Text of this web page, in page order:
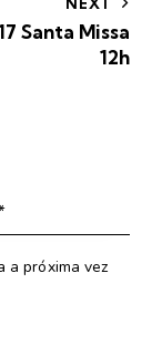
Santa Missa
12h
a próxima vez